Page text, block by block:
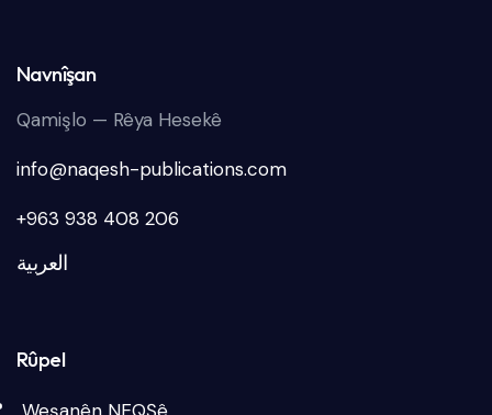
Navnîşan
Qamişlo — Rêya Hesekê
info@naqesh-publications.com
+963 938 408 206
العربية
Rûpel